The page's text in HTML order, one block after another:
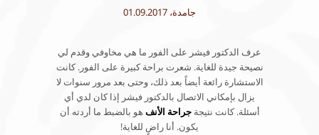
جامدة، 01.09.2017
عرف الدكتور فيشر على الفور ما هي مخاوفي وقدم لي
نصيحة جيدة للغاية. شعرت براحة كبيرة على الفور. كانت
الاستشارة رائعة أيضاً بعد ذلك، وحتى بعد مرور سنوات لا
يزال بإمكاني الاتصال بالدكتور فيشر إذا كان لدي أي
أسئلة. كانت نتيجةجراحة الأنف هو بالضبط ما أردته أن
يكون. أنا راضٍ للغاية!